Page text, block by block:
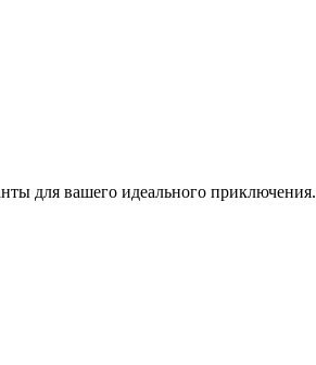
для вашего идеального приключения.